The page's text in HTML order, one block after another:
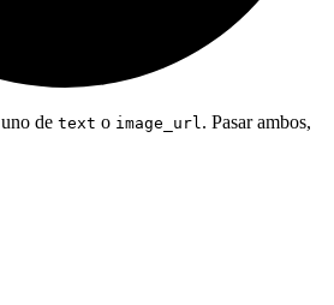
uno de text o image_url. Pasar ambos,